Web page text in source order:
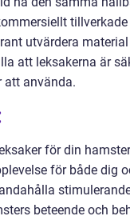
tillverkade
utvärdera
att leksakerna är
att använda.
för din
för både dig
beteende och